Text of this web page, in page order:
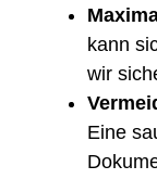
kann
wir
Eine